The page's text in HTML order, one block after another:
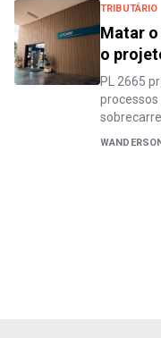
TRIBUTÁRIO
Matar
o
PL 2665
processos